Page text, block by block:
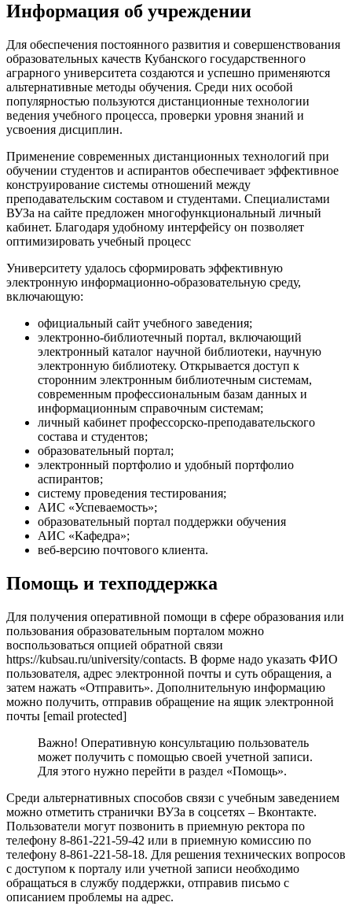
Информация об учреждении
Для обеспечения постоянного развития и совершенствования
образовательных качеств Кубанского государственного
аграрного университета создаются и успешно применяются
альтернативные методы обучения. Среди них особой
популярностью пользуются дистанционные технологии
ведения учебного процесса, проверки уровня знаний и
усвоения дисциплин.
Применение современных дистанционных технологий при
обучении студентов и аспирантов обеспечивает эффективное
конструирование системы отношений между
преподавательским составом и студентами. Специалистами
ВУЗа на сайте предложен многофункциональный личный
кабинет. Благодаря удобному интерфейсу он позволяет
оптимизировать учебный процесс
Университету удалось сформировать эффективную
электронную информационно-образовательную среду,
включающую:
официальный сайт учебного заведения;
электронно-библиотечный портал, включающий
электронный каталог научной библиотеки, научную
электронную библиотеку. Открывается доступ к
сторонним электронным библиотечным системам,
современным профессиональным базам данных и
информационным справочным системам;
личный кабинет профессорско-преподавательского
состава и студентов;
образовательный портал;
электронный портфолио и удобный портфолио
аспирантов;
систему проведения тестирования;
АИС «Успеваемость»;
образовательный портал поддержки обучения
АИС «Кафедра»;
веб-версию почтового клиента.
Помощь и техподдержка
Для получения оперативной помощи в сфере образования или
пользования образовательным порталом можно
воспользоваться опцией обратной связи
https://kubsau.ru/university/contacts. В форме надо указать ФИО
пользователя, адрес электронной почты и суть обращения, а
затем нажать «Отправить». Дополнительную информацию
можно получить, отправив обращение на ящик электронной
почты [email protected]
Важно! Оперативную консультацию пользователь
может получить с помощью своей учетной записи.
Для этого нужно перейти в раздел «Помощь».
Среди альтернативных способов связи с учебным заведением
можно отметить странички ВУЗа в соцсетях – Вконтакте.
Пользователи могут позвонить в приемную ректора по
телефону 8-861-221-59-42 или в приемную комиссию по
телефону 8-861-221-58-18. Для решения технических вопросов
с доступом к порталу или учетной записи необходимо
обращаться в службу поддержки, отправив письмо с
описанием проблемы на адрес.